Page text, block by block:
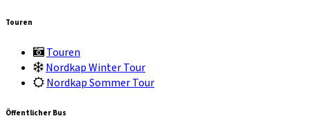
Touren
Touren
Nordkap Winter Tour
Nordkap Sommer Tour
Öffentlicher Bus